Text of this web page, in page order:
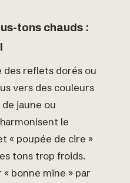
tons chauds :
des reflets dorés ou
vers des couleurs
jaune ou
le
« poupée de cire »
tons trop froids.
bonne mine » par